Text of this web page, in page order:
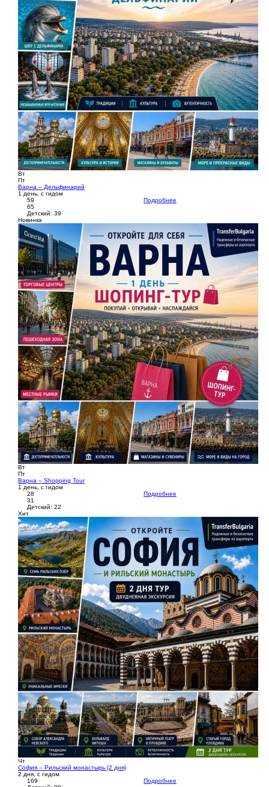
Вт
Пт
Варна – Дельфинарий
1 день, с гидом
59
65
Детский: 39
Подробнее
Новинка
Вт
Пт
Варна – Shopping Tour
1 день, с гидом
28
31
Детский: 22
Подробнее
Хит
Чт
София – Рильский монастырь (2 дня)
2 дня, с гидом
169
Подробнее